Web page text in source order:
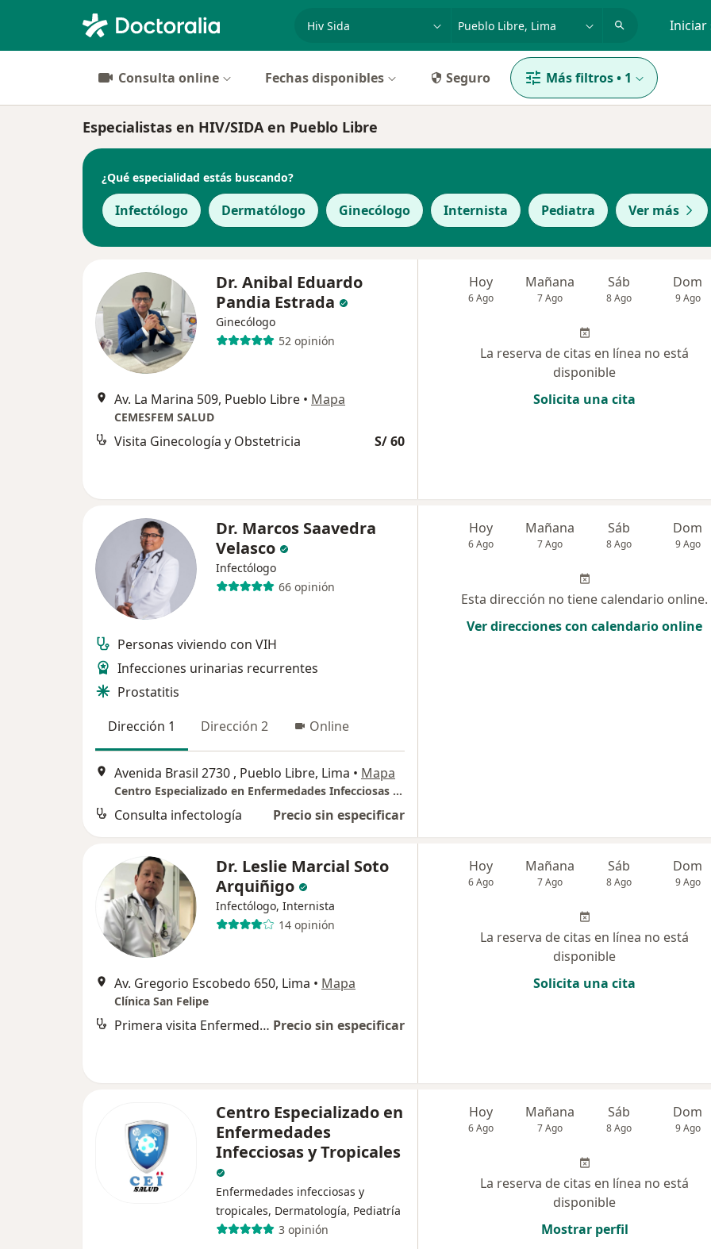
Iniciar
Consulta online Fechas disponibles Seguro Más filtros• 1
Especialistas en HIV/SIDA en Pueblo Libre
¿Qué especialidad estás buscando?
Infectólogo Dermatólogo Ginecólogo Internista Pediatra Ver más
Dr. Anibal Eduardo
Pandia Estrada
Ginecólogo
52 opinión
Av. La Marina 509, Pueblo Libre • Mapa
CEMESFEM SALUD
Visita Ginecología y Obstetricia S/ 60
Hoy
6 Ago
Mañana
7 Ago
Sáb
8 Ago
Dom
9 Ago
La reserva de citas en línea no está
disponible
Solicita una cita
Dr. Marcos Saavedra
Velasco
Infectólogo
66 opinión
Personas viviendo con VIH
Infecciones urinarias recurrentes
Prostatitis
Dirección 1
Dirección 2 Online
Avenida Brasil 2730 , Pueblo Libre, Lima • Mapa
Centro Especializado en Enfermedades Infecciosas y Tropicales
Consulta infectología Precio sin especificar
Hoy
6 Ago
Mañana
7 Ago
Sáb
8 Ago
Dom
9 Ago
Esta dirección no tiene calendario online.
Ver direcciones con calendario online
Dr. Leslie Marcial Soto
Arquiñigo
Infectólogo, Internista
14 opinión
Av. Gregorio Escobedo 650, Lima • Mapa
Clínica San Felipe
Primera visita Enfermedades Infecciosas y Tropicales Precio sin especificar
Hoy
6 Ago
Mañana
7 Ago
Sáb
8 Ago
Dom
9 Ago
La reserva de citas en línea no está
disponible
Solicita una cita
Centro Especializado en
Enfermedades
Infecciosas y Tropicales
Enfermedades infecciosas y
tropicales, Dermatología, Pediatría
3 opinión
Hoy
6 Ago
Mañana
7 Ago
Sáb
8 Ago
Dom
9 Ago
La reserva de citas en línea no está
disponible
Mostrar perfil